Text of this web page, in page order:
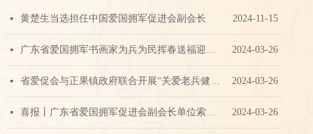
2024-11-15
넷 黄楚生当选担任中国爱国拥军促进会副会长
2024-03-26
넷 广东省爱国拥军书画家为兵为民挥春送福迎新岁
2024-03-26
넷 省爱促会与正果镇政府联合开展“关爱老兵健康义诊”慰问活动
2024-03-26
넷 喜报丨广东省爱国拥军促进会副会长单位索菲亚SOFIER厨电荣膺广东放心消费品牌和优质企业名录30强双项殊荣